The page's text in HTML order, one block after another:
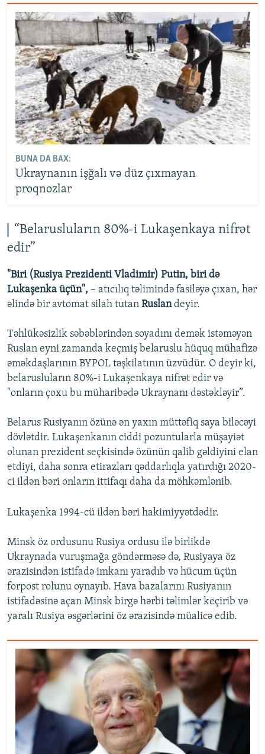
BUNA DA BAX:
Ukraynanın işğalı və düz çıxmayan
proqnozlar
“Belarusluların 80%-i Lukaşenkaya nifrət
edir”
"Biri (Rusiya Prezidenti Vladimir) Putin, biri də
Lukaşenka üçün", – atıcılıq təlimində fasiləyə çıxan, hər
əlində bir avtomat silah tutan Ruslandeyir.
Təhlükəsizlik səbəblərindən soyadını demək istəməyən
Ruslan eyni zamanda keçmiş belaruslu hüquq mühafizə
əməkdaşlarının BYPOL təşkilatının üzvüdür. O deyir ki,
belarusluların 80%-i Lukaşenkaya nifrət edir və
"onların çoxu bu müharibədə Ukraynanı dəstəkləyir”.
Belarus Rusiyanın özünə ən yaxın müttəfiq saya biləcəyi
dövlətdir. Lukaşenkanın ciddi pozuntularla müşayiət
olunan prezident seçkisində özünün qalib gəldiyini elan
etdiyi, daha sonra etirazları qəddarlıqla yatırdığı 2020-
ci ildən bəri onların ittifaqı daha da möhkəmlənib.
Lukaşenka 1994-cü ildən bəri hakimiyyətdədir.
Minsk öz ordusunu Rusiya ordusu ilə birlikdə
Ukraynada vuruşmağa göndərməsə də, Rusiyaya öz
ərazisindən istifadə imkanı yaradıb və hücum üçün
forpost rolunu oynayıb. Hava bazalarını Rusiyanın
istifadəsinə açan Minsk birgə hərbi təlimlər keçirib və
yaralı Rusiya əsgərlərini öz ərazisində müalicə edib.